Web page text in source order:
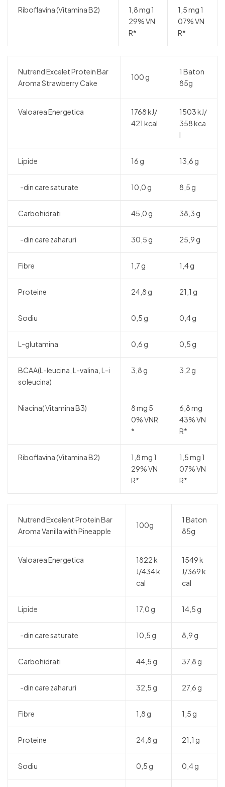
Riboflavina (Vitamina B2)
1,8 mg 1
29% VN
R*
1,5 mg 1
07% VN
R*
Nutrend Excelet Protein Bar
Aroma Strawberry Cake
100 g
1 Baton
85g
Valoarea Energetica
1768 kJ/
421 kcal
1503 kJ/
358 kca
l
Lipide 16 g 13,6 g
-din care saturate 10,0 g 8,5 g
Carbohidrati 45,0 g 38,3 g
-din care zaharuri 30,5 g 25,9 g
Fibre 1,7 g 1,4 g
Proteine 24,8 g 21,1 g
Sodiu 0,5 g 0,4 g
L-glutamina 0,6 g 0,5 g
BCAA(L-leucina, L-valina, L-i
soleucina)
3,8 g 3,2 g
Niacina( Vitamina B3)
8 mg 5
0% VNR
*
6,8 mg
43% VN
R*
Riboflavina (Vitamina B2)
1,8 mg 1
29% VN
R*
1,5 mg 1
07% VN
R*
Nutrend Excelent Protein Bar
Aroma Vanilla with Pineapple
100g
1 Baton
85g
Valoarea Energetica
1822 k
J/434 k
cal
1549 k
J/369 k
cal
Lipide 17,0 g 14,5 g
-din care saturate 10,5 g 8,9 g
Carbohidrati 44,5 g 37,8 g
-din care zaharuri 32,5 g 27,6 g
Fibre 1,8 g 1,5 g
Proteine 24,8 g 21,1 g
Sodiu 0,5 g 0,4 g